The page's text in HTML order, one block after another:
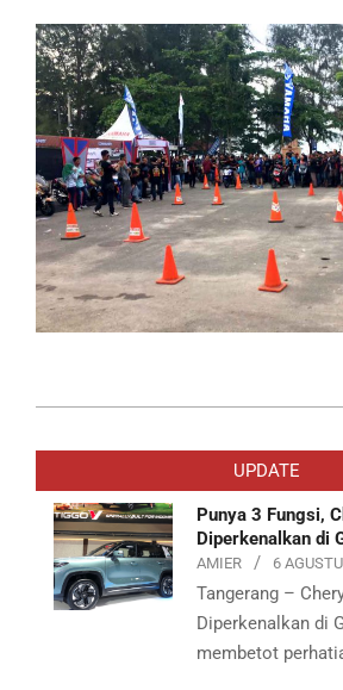
12-
UPDATE
Punya 3 Fungsi,
Diperkenalkan di
AMIER 6
Tangerang –
Diperkenalkan di
membetot